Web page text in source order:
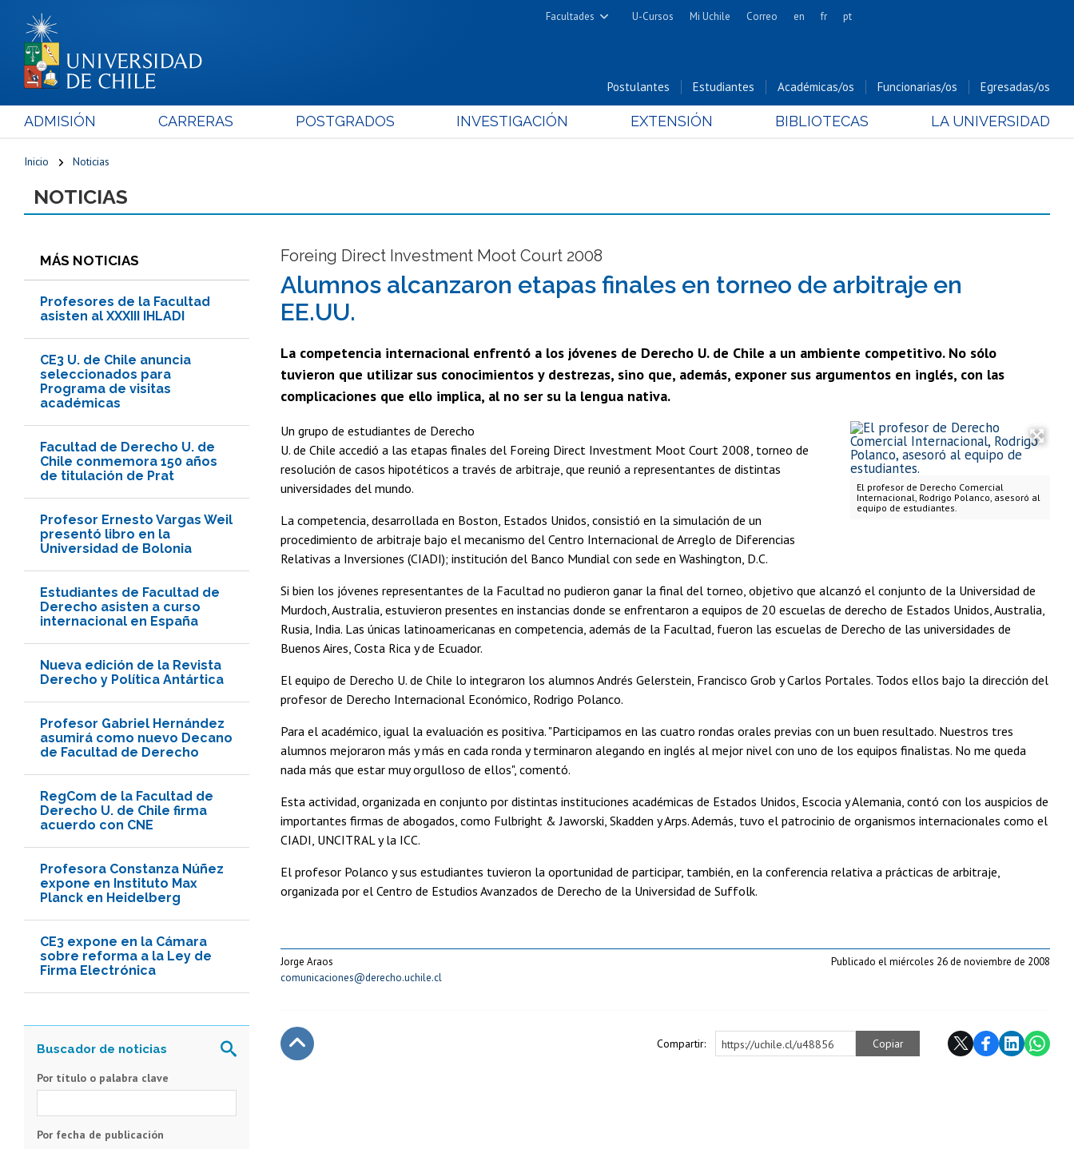
Facultades
Cs. Físicas y Matemáticas
Cs. Forestales y Conservación
Cs. Químicas y Farmacéuticas
Cs. Sociales
Estudios Avanzados en Educación
Nutrición y Tecnología de
Bachillerato
U-Cursos Mi Uchile Correo en fr pt
Postulantes Estudiantes Académicas/os Funcionarias/os Egresadas/os
ADMISIÓN CARRERAS POSTGRADOS INVESTIGACIÓN EXTENSIÓN BIBLIOTECAS LA UNIVERSIDAD
Inicio Noticias
NOTICIAS
MÁS NOTICIAS
Profesores de la Facultad
asisten al XXXIII IHLADI
CE3 U. de Chile anuncia
seleccionados para
Programa de visitas
académicas
Facultad de Derecho U. de
Chile conmemora 150 años
de titulación de Prat
Profesor Ernesto Vargas Weil
presentó libro en la
Universidad de Bolonia
Estudiantes de Facultad de
Derecho asisten a curso
internacional en España
Nueva edición de la Revista
Derecho y Política Antártica
Profesor Gabriel Hernández
asumirá como nuevo Decano
de Facultad de Derecho
RegCom de la Facultad de
Derecho U. de Chile firma
acuerdo con CNE
Profesora Constanza Núñez
expone en Instituto Max
Planck en Heidelberg
CE3 expone en la Cámara
sobre reforma a la Ley de
Firma Electrónica
Foreing Direct Investment Moot Court 2008
Alumnos alcanzaron etapas finales en torneo de arbitraje en
EE.UU.
La competencia internacional enfrentó a los jóvenes de Derecho U. de Chile a un ambiente competitivo. No sólo
tuvieron que utilizar sus conocimientos y destrezas, sino que, además, exponer sus argumentos en inglés, con las
complicaciones que ello implica, al no ser su la lengua nativa.
El profesor de Derecho Comercial
Internacional, Rodrigo Polanco, asesoró al
equipo de estudiantes.
Un grupo de estudiantes de Derecho
U. de Chile accedió a las etapas finales del Foreing Direct Investment Moot Court 2008, torneo de
resolución de casos hipotéticos a través de arbitraje, que reunió a representantes de distintas
universidades del mundo.
La competencia, desarrollada en Boston, Estados Unidos, consistió en la simulación de un
procedimiento de arbitraje bajo el mecanismo del Centro Internacional de Arreglo de Diferencias
Relativas a Inversiones (CIADI); institución del Banco Mundial con sede en Washington, D.C.
Si bien los jóvenes representantes de la Facultad no pudieron ganar la final del torneo, objetivo que alcanzó el conjunto de la Universidad de
Murdoch, Australia, estuvieron presentes en instancias donde se enfrentaron a equipos de 20 escuelas de derecho de Estados Unidos, Australia,
Rusia, India. Las únicas latinoamericanas en competencia, además de la Facultad, fueron las escuelas de Derecho de las universidades de
Buenos Aires, Costa Rica y de Ecuador.
El equipo de Derecho U. de Chile lo integraron los alumnos Andrés Gelerstein, Francisco Grob y Carlos Portales. Todos ellos bajo la dirección del
profesor de Derecho Internacional Económico, Rodrigo Polanco.
Para el académico, igual la evaluación es positiva. "Participamos en las cuatro rondas orales previas con un buen resultado. Nuestros tres
alumnos mejoraron más y más en cada ronda y terminaron alegando en inglés al mejor nivel con uno de los equipos finalistas. No me queda
nada más que estar muy orgulloso de ellos", comentó.
Esta actividad, organizada en conjunto por distintas instituciones académicas de Estados Unidos, Escocia y Alemania, contó con los auspicios de
importantes firmas de abogados, como Fulbright & Jaworski, Skadden y Arps. Además, tuvo el patrocinio de organismos internacionales como el
CIADI, UNCITRAL y la ICC.
El profesor Polanco y sus estudiantes tuvieron la oportunidad de participar, también, en la conferencia relativa a prácticas de arbitraje,
organizada por el Centro de Estudios Avanzados de Derecho de la Universidad de Suffolk.
Jorge Araos
comunicaciones@derecho.uchile.cl
Publicado el miércoles 26 de noviembre de 2008
Compartir: https://uchile.cl/u48856 Copiar
Por título o palabra clave